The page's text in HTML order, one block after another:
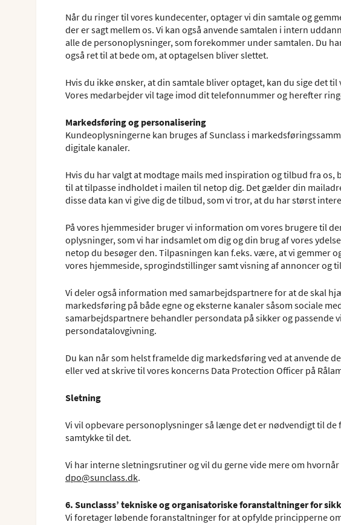
Når du ringer til vores kundecenter, optager vi din samtale og
der er sagt mellem os. Vi kan også anvende samtalen i intern
alle de personoplysninger, som forekommer under samtalen. Du
også ret til at bede om, at optagelsen bliver slettet.
Hvis du ikke ønsker, at din samtale bliver optaget, kan du sige det
Vores medarbejder vil tage imod dit telefonnummer og herefter
Markedsføring og personalisering
Kundeoplysningerne kan bruges af Sunclass i
digitale kanaler.
Hvis du har valgt at modtage mails med inspiration og tilbud fra
til at tilpasse indholdet i mailen til netop dig. Det gælder din
disse data kan vi give dig de tilbud, som vi tror, at du har størst
På vores hjemmesider bruger vi information om vores brugere til
oplysninger, som vi har indsamlet om dig og din brug af vores
netop du besøger den. Tilpasningen kan f.eks. være, at vi gemmer
vores hjemmeside, sprogindstillinger samt visning af annoncer og
Vi deler også information med samarbejdspartnere for at de skal
markedsføring på både egne og eksterne kanaler såsom sociale
samarbejdspartnere behandler persondata på sikker og passende
persondatalovgivning.
Du kan når som helst framelde dig markedsføring ved at anvende
eller ved at skrive til vores koncerns Data Protection Officer på
Sletning
Vi vil opbevare personoplysninger så længe det er nødvendigt til
samtykke til det.
Vi har interne sletningsrutiner og vil du gerne vide mere om
dpo@sunclass.dk.
6. Sunclasss’ tekniske og organisatoriske foranstaltninger for
Vi foretager løbende foranstaltninger for at opfylde principperne